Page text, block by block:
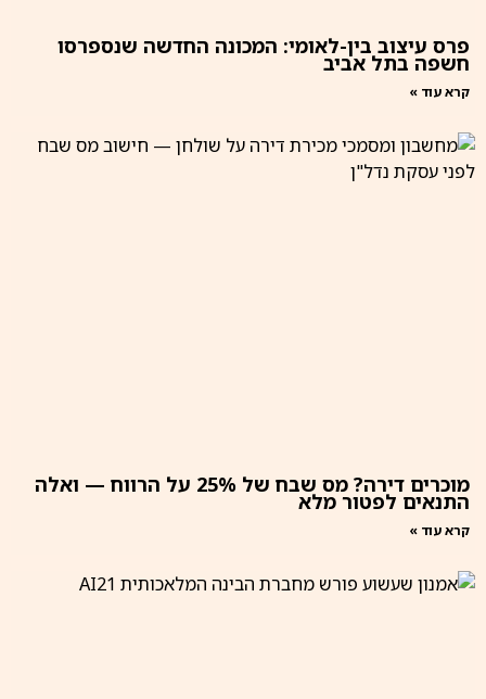
פרס עיצוב בין-לאומי: המכונה החדשה שנספרסו
חשפה בתל אביב
קרא עוד »
מוכרים דירה? מס שבח של 25% על הרווח — ואלה
התנאים לפטור מלא
קרא עוד »